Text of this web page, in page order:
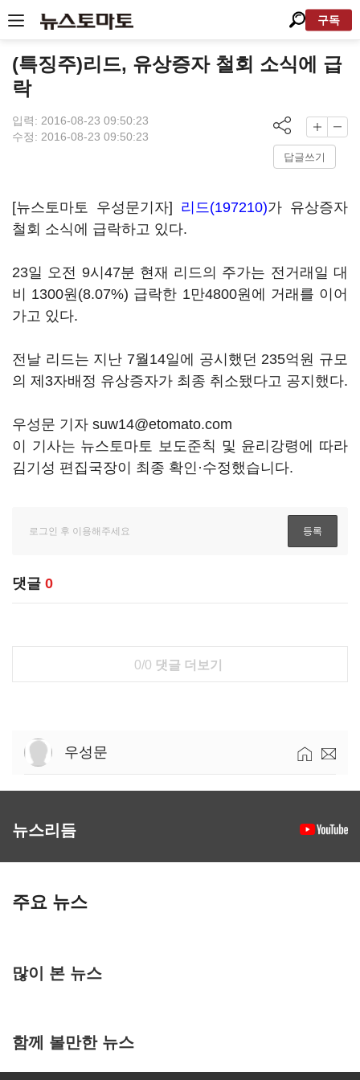
구독
(특징주)리드, 유상증자 철회 소식에 급
락
입력: 2016-08-23 09:50:23
수정: 2016-08-23 09:50:23
답글쓰기
[뉴스토마토 우성문기자] 리드(197210)가 유상증자
철회 소식에 급락하고 있다.
23일 오전 9시47분 현재 리드의 주가는 전거래일 대
비 1300원(8.07%) 급락한 1만4800원에 거래를 이어
가고 있다.
전날 리드는 지난 7월14일에 공시했던 235억원 규모
의 제3자배정 유상증자가 최종 취소됐다고 공지했다.
우성문 기자 suw14@etomato.com
이 기사는 뉴스토마토 보도준칙 및 윤리강령에 따라
김기성 편집국장이 최종 확인·수정했습니다.
댓글 0
0/0 댓글 더보기
우성문
뉴스리듬
주요 뉴스
많이 본 뉴스
함께 볼만한 뉴스